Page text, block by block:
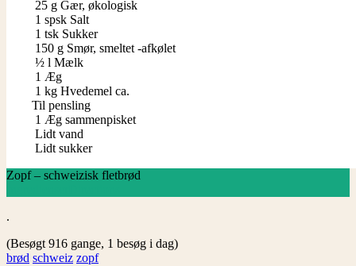
25 g Gær, økologisk
1 spsk Salt
1 tsk Sukker
150 g Smør, smeltet -afkølet
½ l Mælk
1 Æg
1 kg Hvedemel ca.
Til pensling
1 Æg sammenpisket
Lidt vand
Lidt sukker
Zopf – schweizisk fletbrød
.
(Besøgt 916 gange, 1 besøg i dag)
brød schweiz zopf